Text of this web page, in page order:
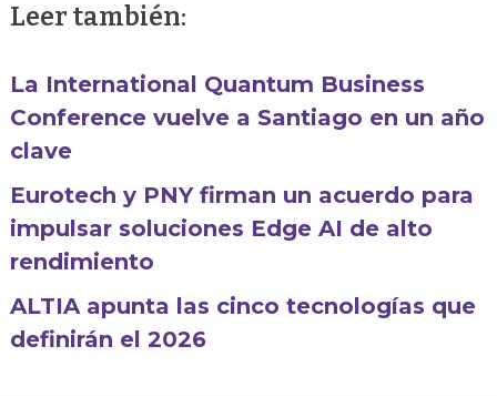
Leer también:
La International Quantum Business
Conference vuelve a Santiago en un año
clave
Eurotech y PNY firman un acuerdo para
impulsar soluciones Edge AI de alto
rendimiento
ALTIA apunta las cinco tecnologías que
definirán el 2026